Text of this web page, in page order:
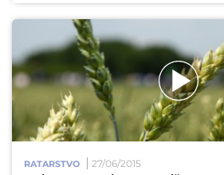
RATARSTVO 27/06/2015